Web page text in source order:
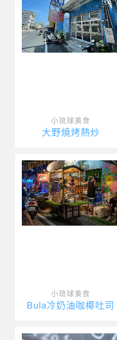
小琉球美食
大野燒烤熱炒
小琉球美食
Bula冷奶油咖椰吐司